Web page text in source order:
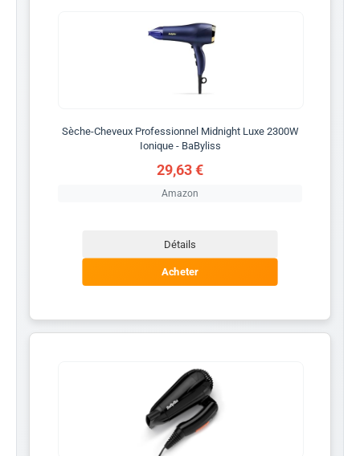
Sèche-Cheveux Professionnel Midnight Luxe 2300W
Ionique - BaByliss
29,63 €
Amazon
Détails
Acheter